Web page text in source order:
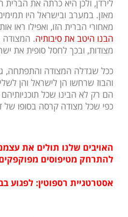
לירדן, ולכן היא כרתה את הברית
מאזן. במערב ובישראל היו
מאחורי הברית הזו, ואפילו ראו
הבנו היטב את סיבותיה.
מצודות, ובכך לחסל סופית את
ככל שגדלה המצודה והתפתחה,
והבוז שרחשו הן לישראל והן
הם רק לא הבינו שכל
כפי שכל מצודה קרסה בסופו של
האויבים שלנו תולים את
להתרחק מטיפוסים מפוקפקי
אסטרטגיית רספוטין: לפגוע